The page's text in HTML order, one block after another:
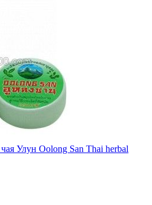
Улун Oolong San Thai herbal